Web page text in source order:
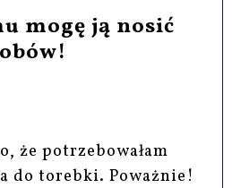
mogę ją nosić
że potrzebowałam
do torebki. Poważnie!